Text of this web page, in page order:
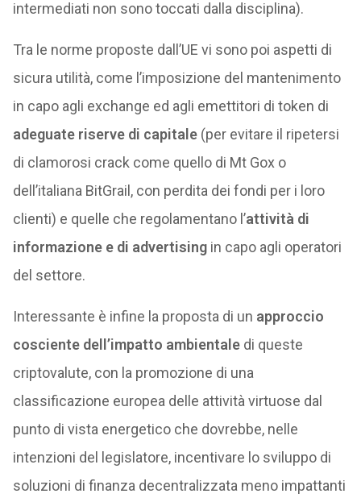
intermediati non sono toccati dalla disciplina).
Tra le norme proposte dall’UE vi sono poi aspetti di
sicura utilità, come l’imposizione del mantenimento
in capo agli exchange ed agli emettitori di token di
adeguate riserve di capitale(per evitare il ripetersi
di clamorosi crack come quello di Mt Gox o
dell’italiana BitGrail, con perdita dei fondi per i loro
clienti) e quelle che regolamentano l’attività di
informazione e di advertisingin capo agli operatori
del settore.
Interessante è infine la proposta di un approccio
cosciente dell’impatto ambientaledi queste
criptovalute, con la promozione di una
classificazione europea delle attività virtuose dal
punto di vista energetico che dovrebbe, nelle
intenzioni del legislatore, incentivare lo sviluppo di
soluzioni di finanza decentralizzata meno impattanti